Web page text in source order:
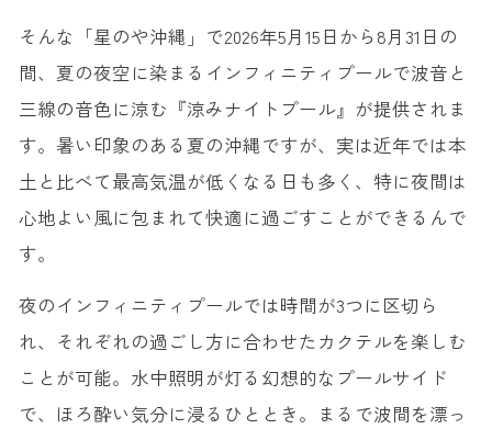
そんな「星のや沖縄」で2026年5月15日から8月31日の
間、夏の夜空に染まるインフィニティプールで波音と
三線の音色に涼む『涼みナイトプール』が提供されま
す。暑い印象のある夏の沖縄ですが、実は近年では本
土と比べて最高気温が低くなる日も多く、特に夜間は
心地よい風に包まれて快適に過ごすことができるんで
す。
夜のインフィニティプールでは時間が3つに区切ら
れ、それぞれの過ごし方に合わせたカクテルを楽しむ
ことが可能。水中照明が灯る幻想的なプールサイド
で、ほろ酔い気分に浸るひととき。まるで波間を漂っ